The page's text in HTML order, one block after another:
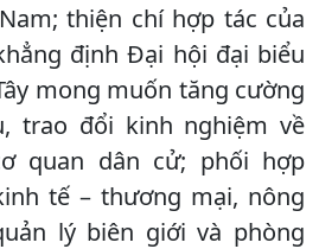
thiện chí hợp tác của
định Đại hội đại biểu
mong muốn tăng cường
trao đổi kinh nghiệm về
quan dân cử; phối hợp
tế – thương mại, nông
lý biên giới và phòng